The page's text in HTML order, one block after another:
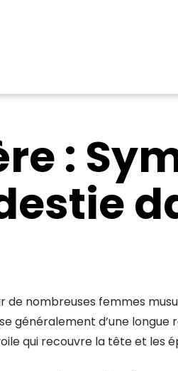
:
nombreuses femmes
généralement d’une longue
qui recouvre la tête et les